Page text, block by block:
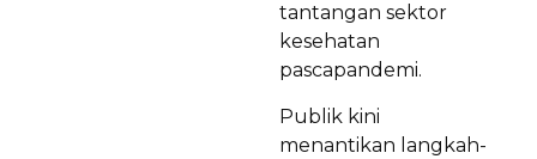
tantangan sektor
kesehatan
pascapandemi.
Publik kini
menantikan langkah-